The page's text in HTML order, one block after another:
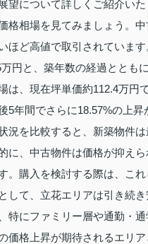
望について詳しくご紹介いた
格相場を見てみましょう。
ほど高値で取引されていま
円と、築年数の経過ととも
は、現在坪単価約112.4万円
5年間でさらに18.57%の上昇
況を比較すると、新築物件
に、中古物件は価格が抑え
。購入を検討する際は、こ
して、立花エリアは引き続
特にファミリー層や通勤・
価格上昇が期待されるエリア